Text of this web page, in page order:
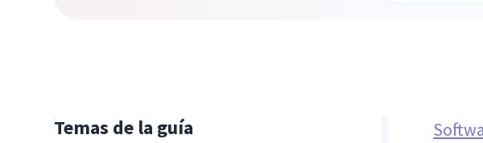
Temas de la guía